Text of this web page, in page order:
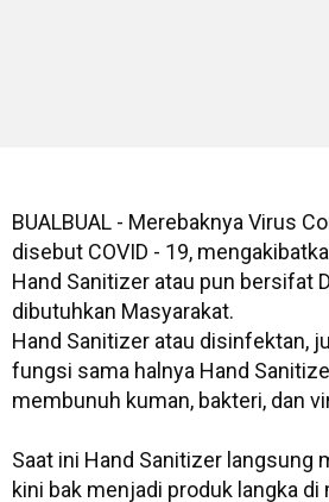
BUALBUAL - Merebaknya Virus
disebut COVID - 19,
Hand Sanitizer atau pun bersifat
dibutuhkan Masyarakat.
Hand Sanitizer atau disinfektan,
fungsi sama halnya Hand
membunuh kuman, bakteri, dan
Saat ini Hand Sanitizer langsung
kini bak menjadi produk langka di